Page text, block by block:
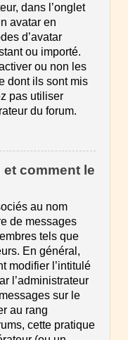
dans l’onglet
avatar en
d’avatar
ou importé.
ou non les
dont ils sont mis
pas utiliser
du forum.
et comment le
au nom
de messages
tels que
En général,
modifier l’intitulé
l’administrateur
sur le
au rang
cette pratique